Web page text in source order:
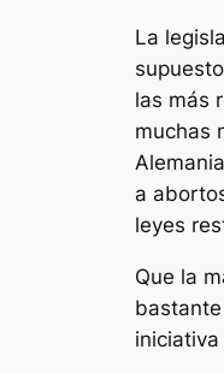
La
las más
muchas
a
leyes
Que la